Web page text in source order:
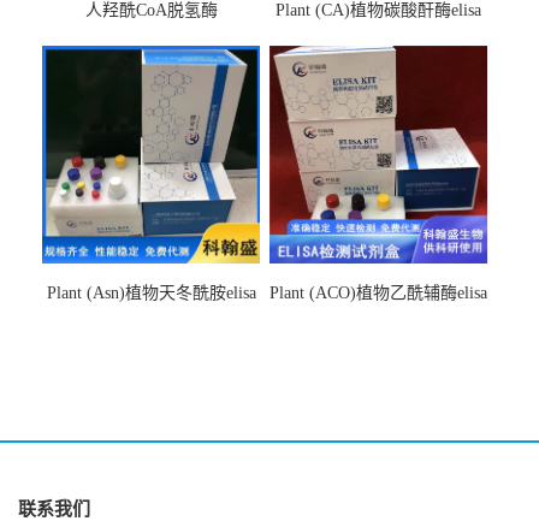
人羟酰CoA脱氢酶
Plant (CA)植物碳酸酐酶elisa
Plant (Asn)植物天冬酰胺elisa
Plant (ACO)植物乙酰辅酶elisa
联系我们